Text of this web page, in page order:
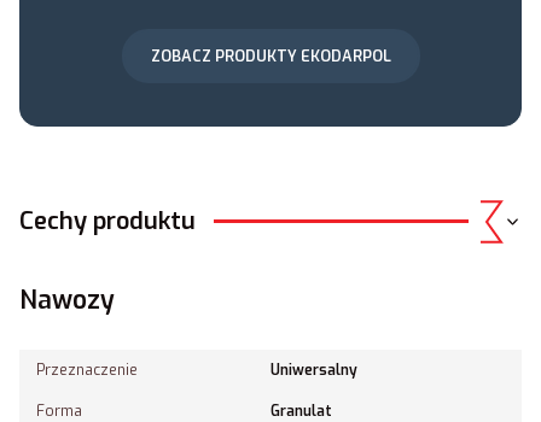
ZOBACZ PRODUKTY EKODARPOL
Cechy produktu
Nawozy
Przeznaczenie Uniwersalny
Forma Granulat